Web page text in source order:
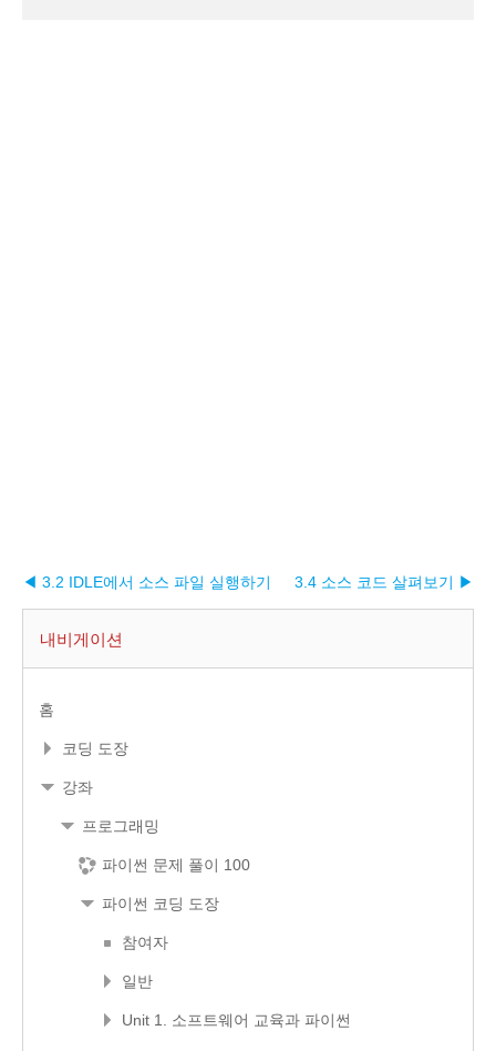
◀ 3.2 IDLE에서 소스 파일 실행하기 3.4 소스 코드 살펴보기 ▶︎
내비게이션
홈
코딩 도장
강좌
프로그래밍
파이썬 문제 풀이 100
파이썬 코딩 도장
참여자
일반
Unit 1. 소프트웨어 교육과 파이썬